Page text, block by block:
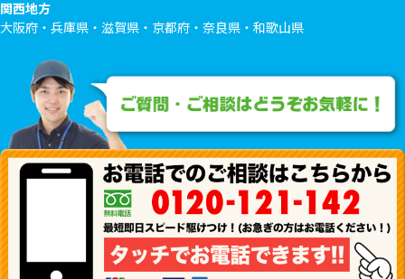
関西地方
大阪府・兵庫県・滋賀県・京都府・奈良県・和歌山県